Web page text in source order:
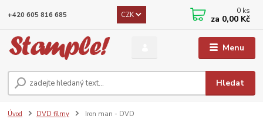
Menu
CZK
Hledat
+420 605 816 685 0 ks
za 0,00 Kč
Úvod DVD filmy Iron man - DVD